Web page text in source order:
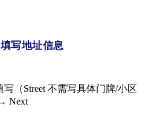
填写地址信息
Street 不需写具体门牌/小区
Next